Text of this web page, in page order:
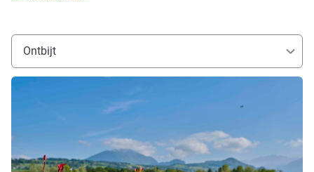
Ontbijt
Meer informatie